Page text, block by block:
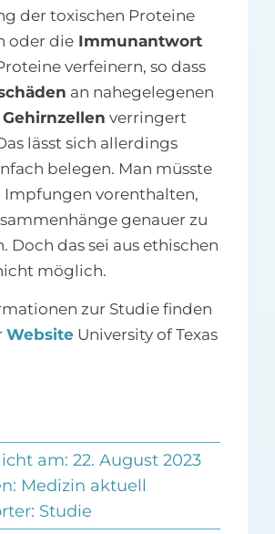
der toxischen Proteine
oder dieImmunantwort
verfeinern, so dass
an nahegelegenen
Gehirnzellen verringert
lässt sich allerdings
belegen. Man müsste
Impfungen vorenthalten,
genauer zu
Doch das sei aus ethischen
möglich.
zur Studie finden
WebsiteUniversity of Texas
am: 22. August 2023
Medizin aktuell
Studie